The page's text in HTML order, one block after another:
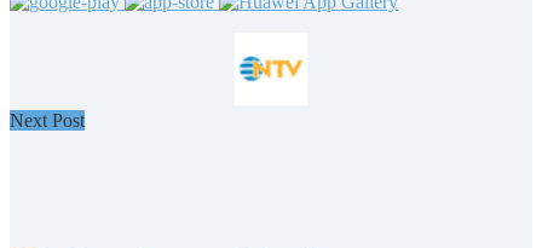
Next Post